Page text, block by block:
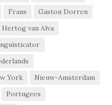
Frans
Gaston Dorren
Hertog van Alva
York
Nieuw-Amsterdam
Portugees